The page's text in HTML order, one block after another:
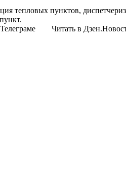
тепловых пунктов,
Читать в